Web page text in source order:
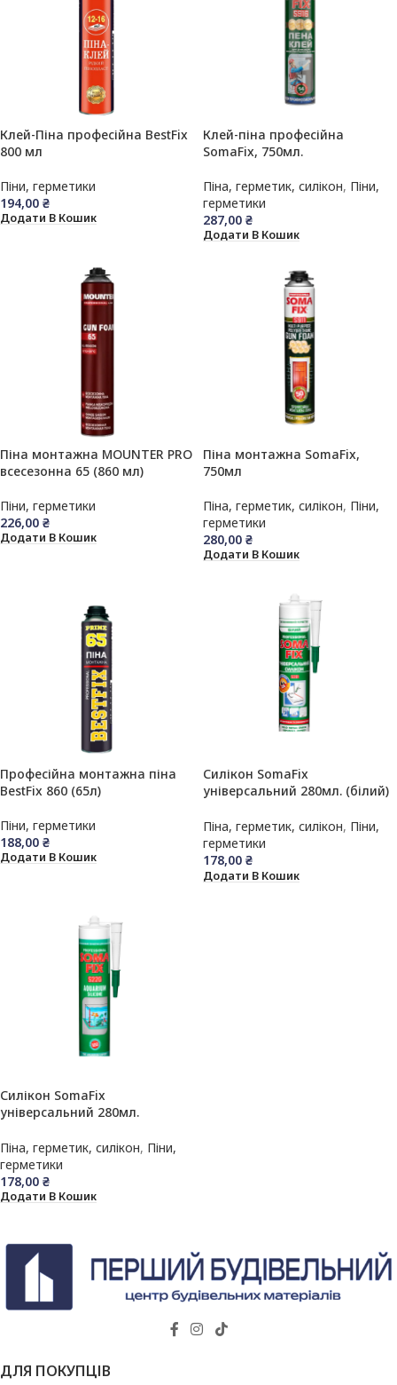
Клей-Піна професійна BestFix
800 мл
Піни, герметики
194,00 ₴
Додати В Кошик
Клей-піна професійна
SomaFix, 750мл.
Піна, герметик, силікон, Піни,
герметики
287,00 ₴
Додати В Кошик
Піна монтажна MOUNTER PRO
всесезонна 65 (860 мл)
Піни, герметики
226,00 ₴
Додати В Кошик
Піна монтажна SomaFix,
750мл
Піна, герметик, силікон, Піни,
герметики
280,00 ₴
Додати В Кошик
Професійна монтажна піна
BestFix 860 (65л)
Піни, герметики
188,00 ₴
Додати В Кошик
Силікон SomaFix
універсальний 280мл. (білий)
Піна, герметик, силікон, Піни,
герметики
178,00 ₴
Додати В Кошик
Силікон SomaFix
універсальний 280мл.
Піна, герметик, силікон, Піни,
герметики
178,00 ₴
Додати В Кошик
ДЛЯ ПОКУПЦІВ